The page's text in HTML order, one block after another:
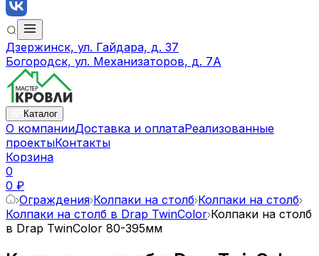
Дзержинск, ул. Гайдара, д. 37
Богородск, ул. Механизаторов, д. 7А
Каталог
О компанииДоставка и оплатаРеализованные
проектыКонтакты
Корзина
0
0 ₽
Ограждения Колпаки на столб Колпаки на столб
Колпаки на столб в Drap TwinColor Колпаки на столб
в Drap TwinColor 80-395мм